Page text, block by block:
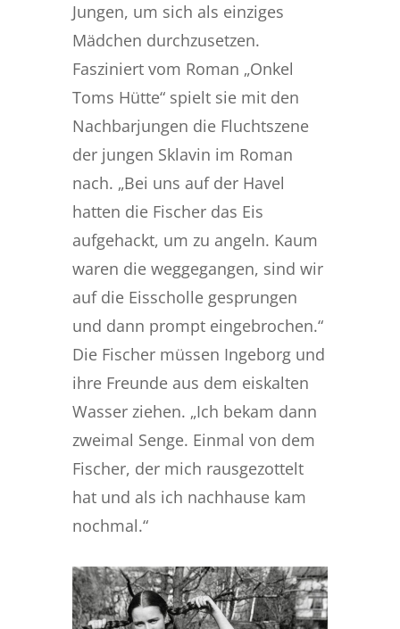
Jungen, um sich als einziges
Mädchen durchzusetzen.
Fasziniert vom Roman „Onkel
Toms Hütte“ spielt sie mit den
Nachbarjungen die Fluchtszene
der jungen Sklavin im Roman
nach. „Bei uns auf der Havel
hatten die Fischer das Eis
aufgehackt, um zu angeln. Kaum
waren die weggegangen, sind wir
auf die Eisscholle gesprungen
und dann prompt eingebrochen.“
Die Fischer müssen Ingeborg und
ihre Freunde aus dem eiskalten
Wasser ziehen. „Ich bekam dann
zweimal Senge. Einmal von dem
Fischer, der mich rausgezottelt
hat und als ich nachhause kam
nochmal.“